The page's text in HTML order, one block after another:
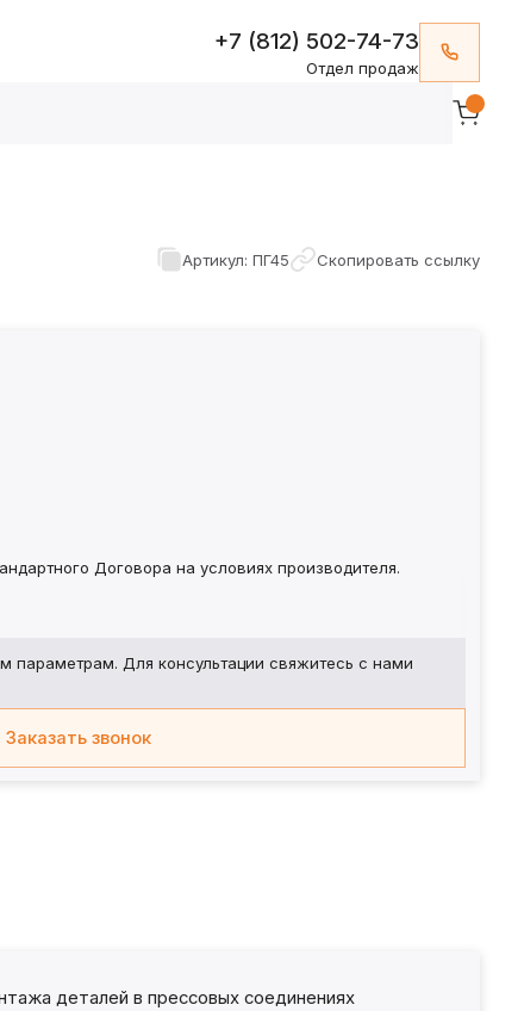
+7 (812) 502-74-73
Отдел продаж
Артикул: ПГ45 Скопировать ссылку
Договора на условиях производителя.
параметрам. Для консультации свяжитесь с нами
Заказать звонок
деталей в прессовых соединениях